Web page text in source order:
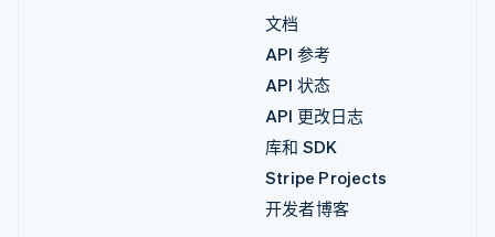
文档
API 参考
API 状态
API 更改日志
库和 SDK
Stripe Projects
开发者博客